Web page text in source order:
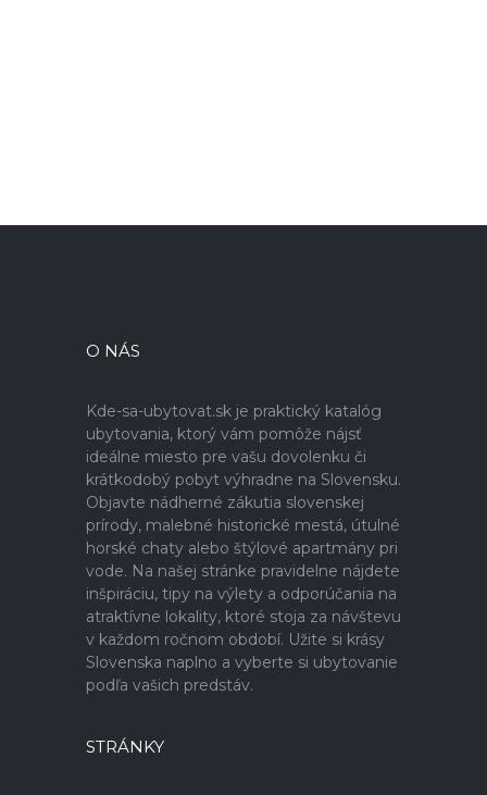
O NÁS
Kde-sa-ubytovat.sk je praktický katalóg
ubytovania, ktorý vám pomôže nájsť
ideálne miesto pre vašu dovolenku či
krátkodobý pobyt výhradne na Slovensku.
Objavte nádherné zákutia slovenskej
prírody, malebné historické mestá, útulné
horské chaty alebo štýlové apartmány pri
vode. Na našej stránke pravidelne nájdete
inšpiráciu, tipy na výlety a odporúčania na
atraktívne lokality, ktoré stoja za návštevu
v každom ročnom období. Užite si krásy
Slovenska naplno a vyberte si ubytovanie
podľa vašich predstáv.
STRÁNKY